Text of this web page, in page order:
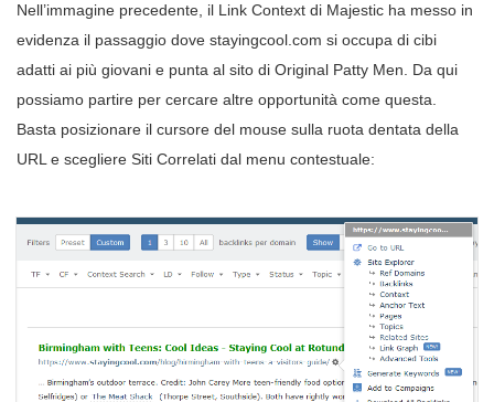
Nell’immagine precedente, il Link Context di Majestic ha messo in
evidenza il passaggio dove stayingcool.com si occupa di cibi
adatti ai più giovani e punta al sito di Original Patty Men. Da qui
possiamo partire per cercare altre opportunità come questa.
Basta posizionare il cursore del mouse sulla ruota dentata della
URL e scegliere Siti Correlati dal menu contestuale: